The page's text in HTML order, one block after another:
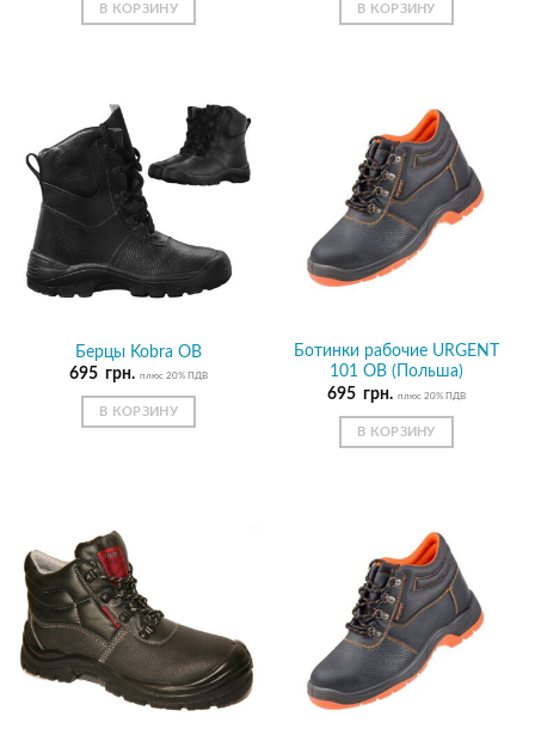
В КОРЗИНУ В КОРЗИНУ
Берцы Kobra OB
695 грн. плюс 20% ПДВ
В КОРЗИНУ
Ботинки рабочие URGENT
101 OB (Польша)
695 грн. плюс 20% ПДВ
В КОРЗИНУ